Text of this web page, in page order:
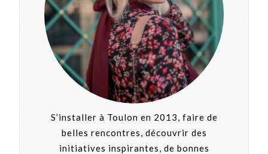
S’installer à Toulon en 2013, faire de
belles rencontres, découvrir des
initiatives inspirantes, de bonnes